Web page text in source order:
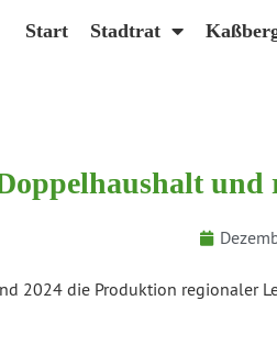
Start Stadtrat
und
2024 die Produktion regionaler